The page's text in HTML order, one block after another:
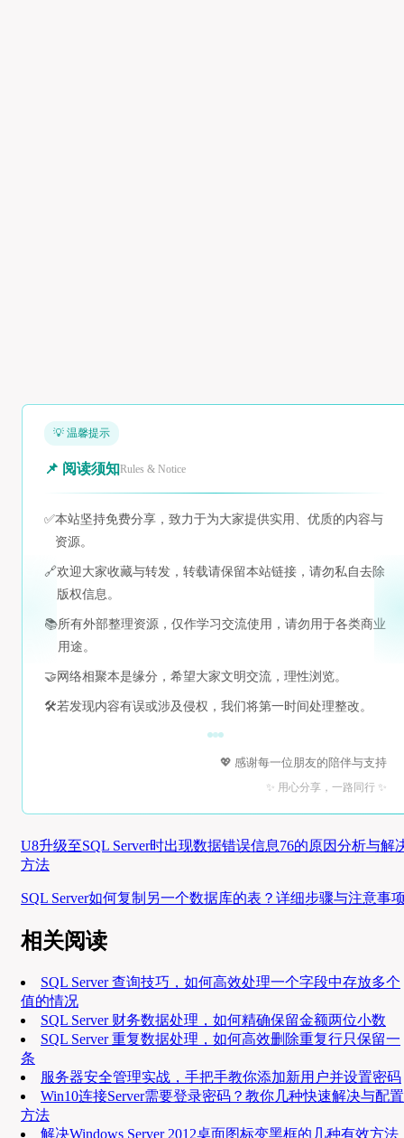
💡 温馨提示
📌 阅读须知Rules & Notice
✅本站坚持免费分享，致力于为大家提供实用、优质的内容与
资源。
🔗欢迎大家收藏与转发，转载请保留本站链接，请勿私自去除
版权信息。
📚所有外部整理资源，仅作学习交流使用，请勿用于各类商业
用途。
🤝 网络相聚本是缘分，希望大家文明交流，理性浏览。
🛠️若发现内容有误或涉及侵权，我们将第一时间处理整改。
💖 感谢每一位朋友的陪伴与支持
✨ 用心分享，一路同行 ✨
U8升级至SQL Server时出现数据错误信息76的原因分析与解
方法
SQL Server如何复制另一个数据库的表？详细步骤与注意事
相关阅读
SQL Server 查询技巧，如何高效处理一个字段中存放多个
值的情况
SQL Server 财务数据处理，如何精确保留金额两位小数
SQL Server 重复数据处理，如何高效删除重复行只保留一
条
服务器安全管理实战，手把手教你添加新用户并设置密码
Win10连接Server需要登录密码？教你几种快速解决与配置
方法
解决Windows Server 2012桌面图标变黑框的几种有效方法